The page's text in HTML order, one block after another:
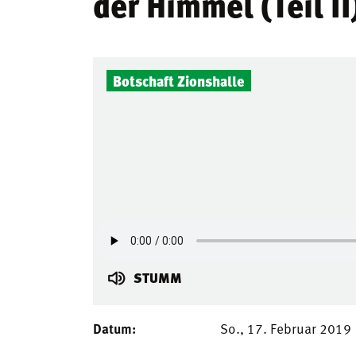
Botschaft Zionshalle
STUMM
Datum: So., 17. Februar 2019